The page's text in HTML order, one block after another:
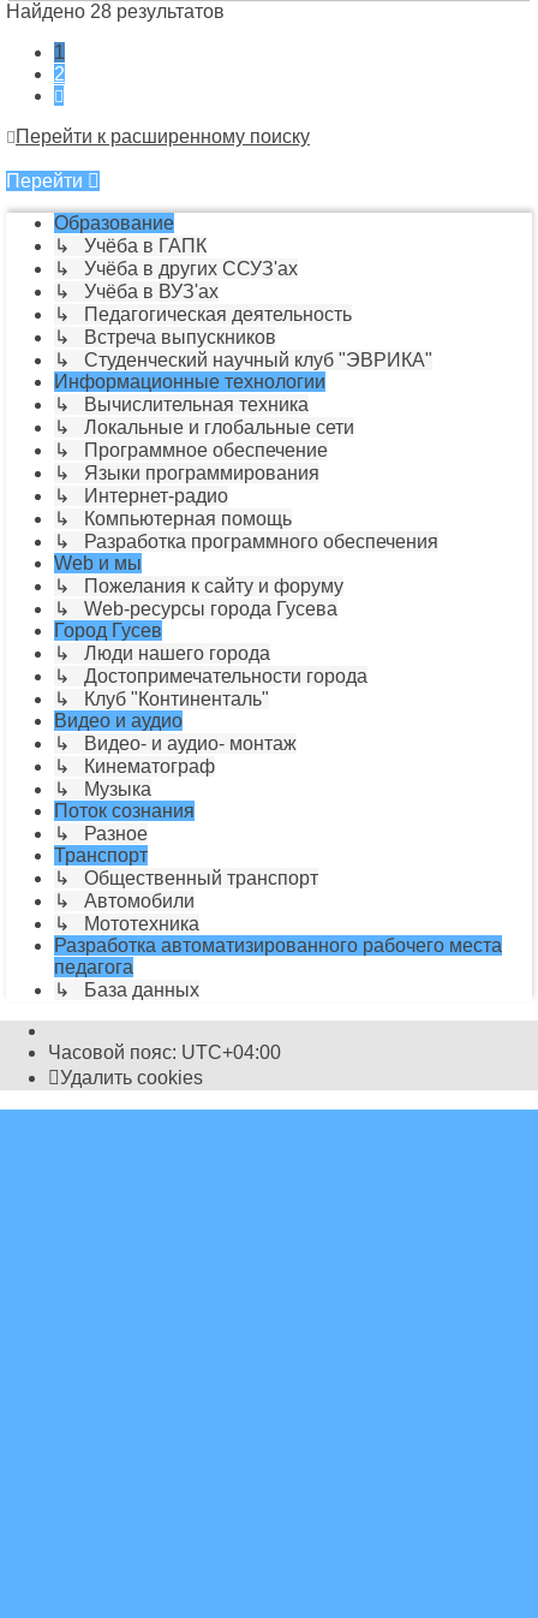
Найдено 28 результатов
1
2
Перейти к расширенному поиску
Перейти
Образование
↳ Учёба в ГАПК
↳ Учёба в других ССУЗ'ах
↳ Учёба в ВУЗ'ах
↳ Педагогическая деятельность
↳ Встреча выпускников
↳ Студенческий научный клуб "ЭВРИКА"
Информационные технологии
↳ Вычислительная техника
↳ Локальные и глобальные сети
↳ Программное обеспечение
↳ Языки программирования
↳ Интернет-радио
↳ Компьютерная помощь
↳ Разработка программного обеспечения
Web и мы
↳ Пожелания к сайту и форуму
↳ Web-ресурсы города Гусева
Город Гусев
↳ Люди нашего города
↳ Достопримечательности города
↳ Клуб "Континенталь"
Видео и аудио
↳ Видео- и аудио- монтаж
↳ Кинематограф
↳ Музыка
Поток сознания
↳ Разное
Транспорт
↳ Общественный транспорт
↳ Автомобили
↳ Мототехника
Разработка автоматизированного рабочего места
педагога
↳ База данных
Часовой пояс: UTC+04:00
Удалить cookies